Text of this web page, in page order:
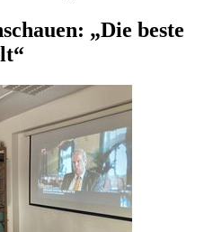
„Die beste